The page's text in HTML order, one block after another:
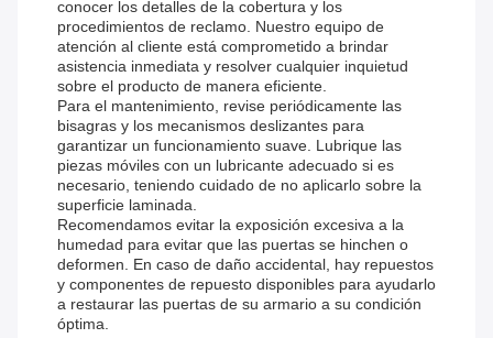
conocer los detalles de la cobertura y los
procedimientos de reclamo. Nuestro equipo de
atención al cliente está comprometido a brindar
asistencia inmediata y resolver cualquier inquietud
sobre el producto de manera eficiente.
Para el mantenimiento, revise periódicamente las
bisagras y los mecanismos deslizantes para
garantizar un funcionamiento suave. Lubrique las
piezas móviles con un lubricante adecuado si es
necesario, teniendo cuidado de no aplicarlo sobre la
superficie laminada.
Recomendamos evitar la exposición excesiva a la
humedad para evitar que las puertas se hinchen o
deformen. En caso de daño accidental, hay repuestos
y componentes de repuesto disponibles para ayudarlo
a restaurar las puertas de su armario a su condición
óptima.